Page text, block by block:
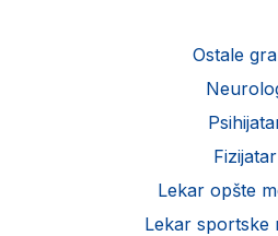
Ostale
Fizijatar
Lekar opšte
Lekar sportske